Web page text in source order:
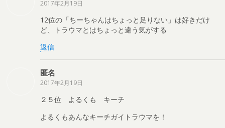
2017年2月19日
12位の「ちーちゃんはちょっと足りない」は好きだけ
ど、トラウマとはちょっと違う気がする
返信
匿名
2017年2月19日
２５位 よるくも キーチ
よるくもあんなキーチガイトラウマを！